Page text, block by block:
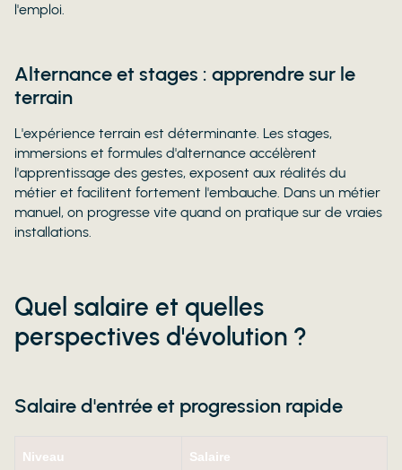
l'emploi.
Alternance et stages : apprendre sur le
terrain
L'expérience terrain est déterminante. Les stages,
immersions et formules d'alternance accélèrent
l'apprentissage des gestes, exposent aux réalités du
métier et facilitent fortement l'embauche. Dans un métier
manuel, on progresse vite quand on pratique sur de vraies
installations.
Quel salaire et quelles
perspectives d'évolution ?
Salaire d'entrée et progression rapide
Niveau Salaire